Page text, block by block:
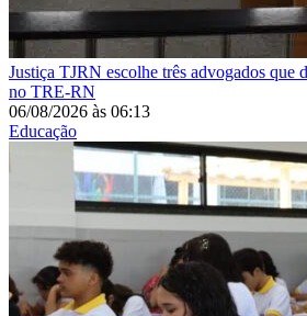
Justiça TJRN escolhe três advogados que
no TRE-RN
06/08/2026 às 06:13
Educação